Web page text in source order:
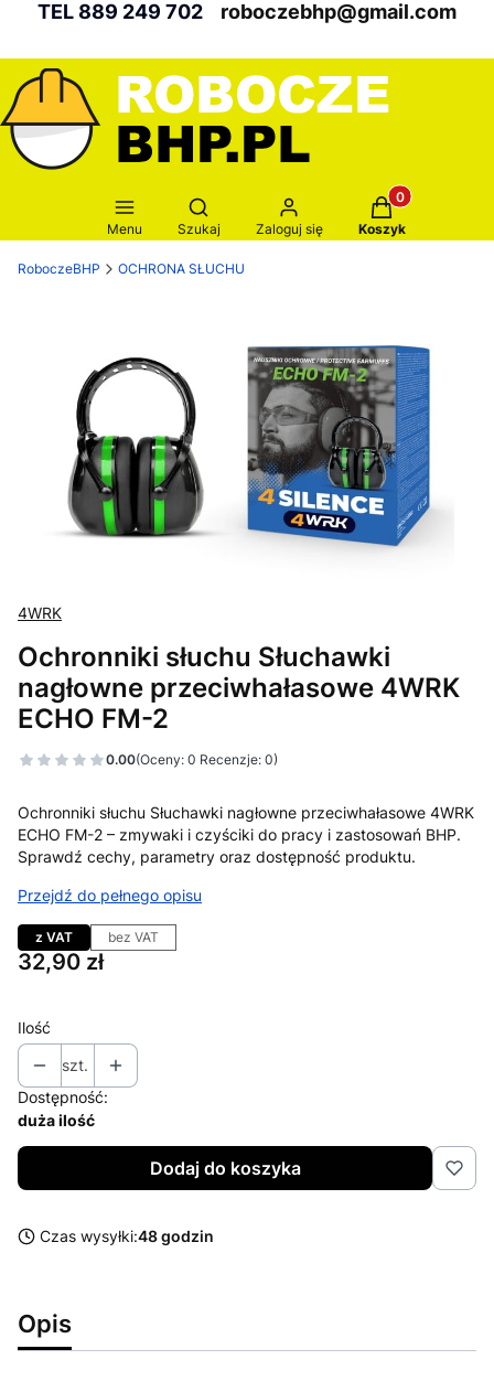
TEL 889 249 702 roboczebhp@gmail.com
Menu
Otwórz wyszukiwarkę
Szukaj Zaloguj się
Produkty w
Koszyk
RoboczeBHP OCHRONA SŁUCHU
4WRK
Ochronniki słuchu Słuchawki
nagłowne przeciwhałasowe 4WRK
ECHO FM-2
0.00(Oceny: 0 Recenzje: 0)
Ochronniki słuchu Słuchawki nagłowne przeciwhałasowe 4WRK
ECHO FM-2 – zmywaki i czyściki do pracy i zastosowań BHP.
Sprawdź cechy, parametry oraz dostępność produktu.
Przejdź do pełnego opisu
z VAT bez VAT
Cena
32,90 zł
Ilość
szt.
Dostępność:
duża ilość
Dodaj do koszyka
Czas wysyłki:48 godzin
Opis